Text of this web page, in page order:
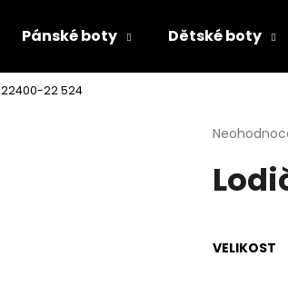
Pánské boty Dětské boty
22 524
Průměrné
produktu
je
hvězdiček.
VELIKOST
Co potřebujete najít?